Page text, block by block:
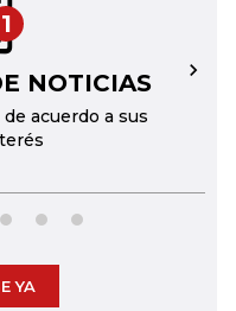
1
NOTICIAS
acuerdo a sus
→
YA